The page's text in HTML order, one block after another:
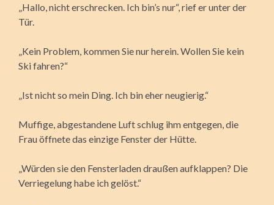
„Hallo, nicht erschrecken. Ich bin’s nur“, rief er unter der
Tür.
„Kein Problem, kommen Sie nur herein. Wollen Sie kein
Ski fahren?“
„Ist nicht so mein Ding. Ich bin eher neugierig.“
Muffige, abgestandene Luft schlug ihm entgegen, die
Frau öffnete das einzige Fenster der Hütte.
„Würden sie den Fensterladen draußen aufklappen? Die
Verriegelung habe ich gelöst.“